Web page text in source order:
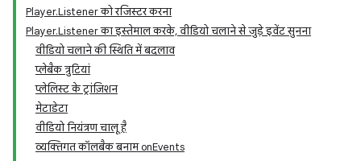
Player.Listener को रजिस्टर करना
Player.Listener का इस्तेमाल करके, वीडियो चलाने से जुड़े इवेंट सुनना
वीडियो चलाने की स्थिति में बदलाव
प्‍लेबैक त्रुटियां
प्लेलिस्ट के ट्रांज़िशन
मेटाडेटा
वीडियो नियंत्रण चालू है
व्यक्तिगत कॉलबैक बनाम onEvents